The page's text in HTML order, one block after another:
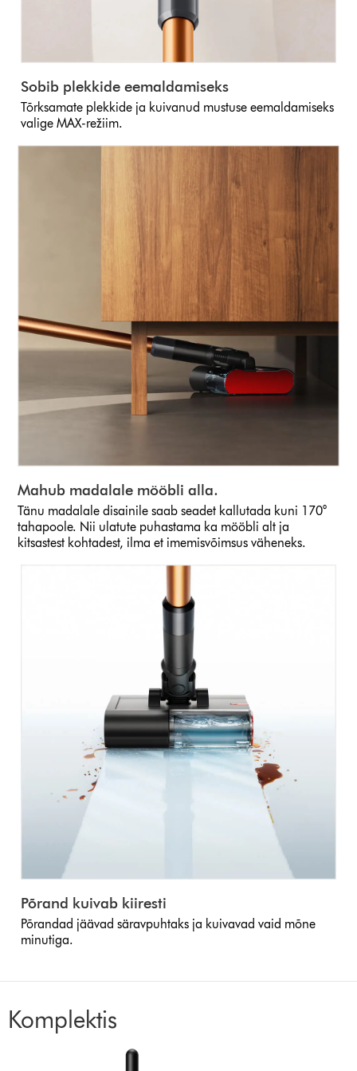
Sobib plekkide eemaldamiseks
Tõrksamate plekkide ja kuivanud mustuse eemaldamiseks
valige MAX-režiim.
Mahub madalale mööbli alla.
Tänu madalale disainile saab seadet kallutada kuni 170°
tahapoole. Nii ulatute puhastama ka mööbli alt ja
kitsastest kohtadest, ilma et imemisvõimsus väheneks.
Põrand kuivab kiiresti
Põrandad jäävad säravpuhtaks ja kuivavad vaid mõne
minutiga.
Komplektis